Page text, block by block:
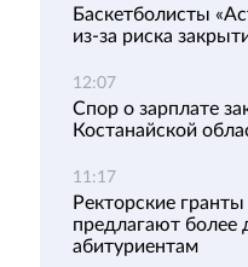
Баскетболисты
из-за риска
12:07
Спор о зарплате
Костанайской
11:17
Ректорские
предлагают более
абитуриентам